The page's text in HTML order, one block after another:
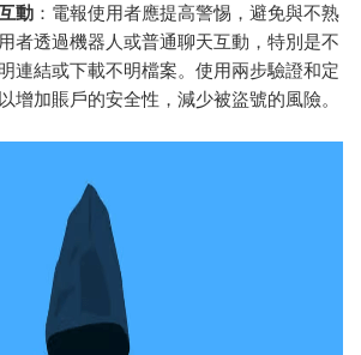
動 ：電報使用者應提高警惕，避免與不熟
者透過機器人或普通聊天互動，特別是不
連結或下載不明檔案。使用兩步驗證和定
增加賬戶的安全性，減少被盜號的風險。